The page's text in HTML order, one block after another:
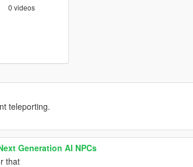
0 videos
teleporting.
Generation AI NPCs
that